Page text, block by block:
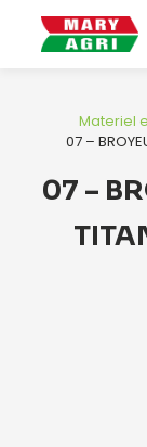
Materiel
07 –
07 –